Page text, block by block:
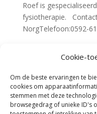
Cookie-
Om de beste ervaringen te
cookies om
stemmen met deze
browsegedrag of unieke ID's
Roef is
fysiotherapie.
NorgTelefoon:0592-
« Vorige Pagina